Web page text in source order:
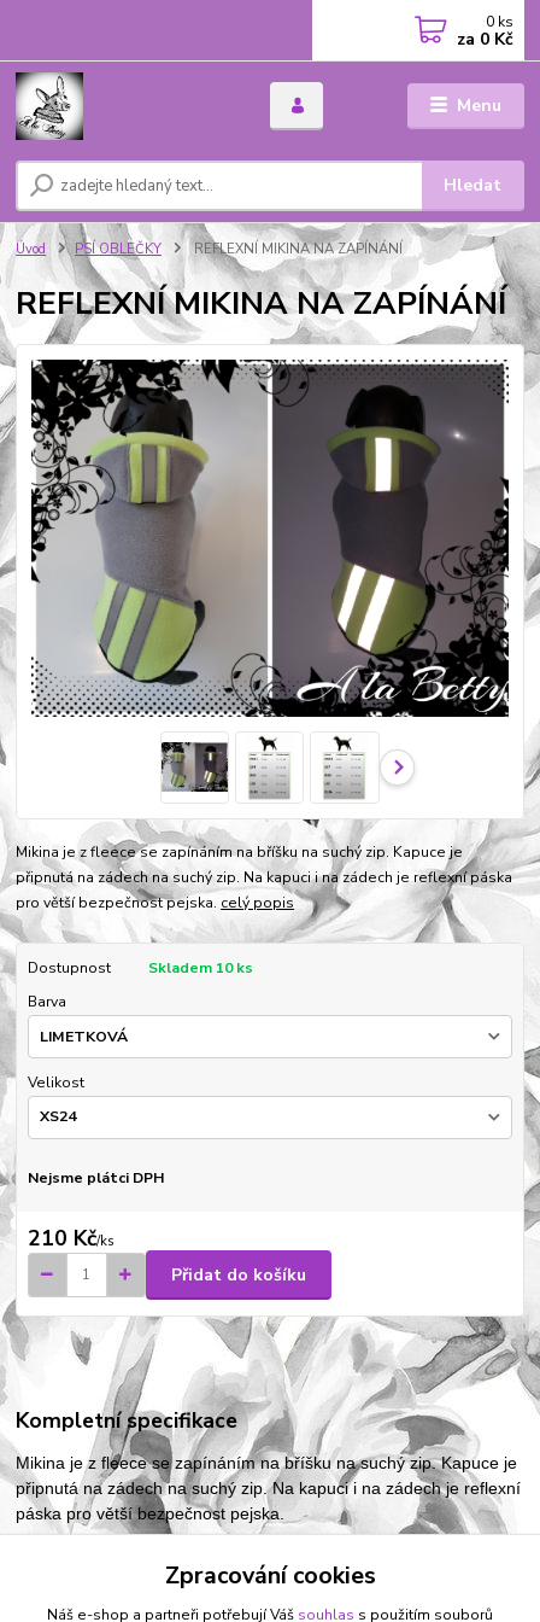
Menu
Hledat
0 ks
za 0 Kč
Úvod PSÍ OBLEČKY REFLEXNÍ MIKINA NA ZAPÍNÁNÍ
REFLEXNÍ MIKINA NA ZAPÍNÁNÍ
Mikina je z fleece se zapínáním na bříšku na suchý zip. Kapuce je
připnutá na zádech na suchý zip. Na kapuci i na zádech je reflexní páska
pro větší bezpečnost pejska. celý popis
Dostupnost
Skladem 10 ks
Barva
Velikost
Nejsme plátci DPH
210 Kč/ks
Přidat do košíku
Kompletní specifikace
Mikina je z fleece se zapínáním na bříšku na suchý zip. Kapuce je
připnutá na zádech na suchý zip. Na kapuci i na zádech je reflexní
páska pro větší bezpečnost pejska.
Zboží zařazeno v kategoriích
Zpracování cookies
Náš e-shop a partneři potřebují Váš souhlas s použitím souborů